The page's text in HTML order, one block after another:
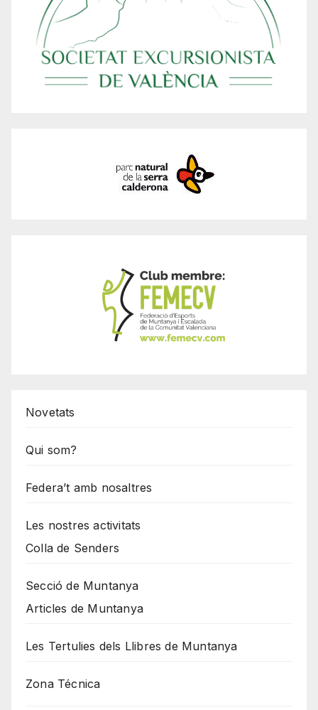
Novetats
Qui som?
Federa’t amb nosaltres
Les nostres activitats
Colla de Senders
Secció de Muntanya
Articles de Muntanya
Les Tertulies dels Llibres de Muntanya
Zona Técnica